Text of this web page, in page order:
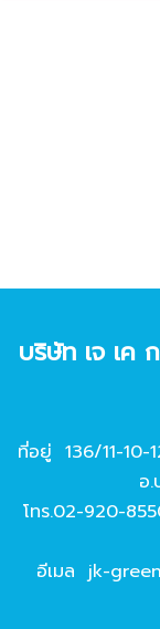
บริษัท เจ เค
ที่อยู่ 136/11-10-
อ.
โทร.02-920-
อีเมล jk-